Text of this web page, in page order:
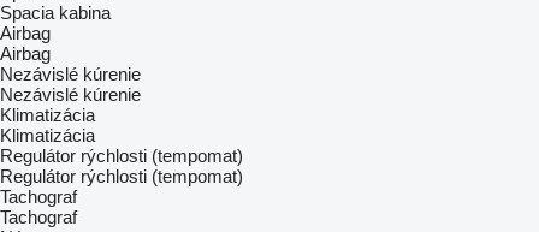
Spacia kabina
Airbag
Airbag
Nezávislé kúrenie
Nezávislé kúrenie
Klimatizácia
Klimatizácia
Regulátor rýchlosti (tempomat)
Regulátor rýchlosti (tempomat)
Tachograf
Tachograf